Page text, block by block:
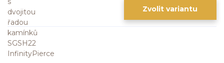
Zvolit variantu